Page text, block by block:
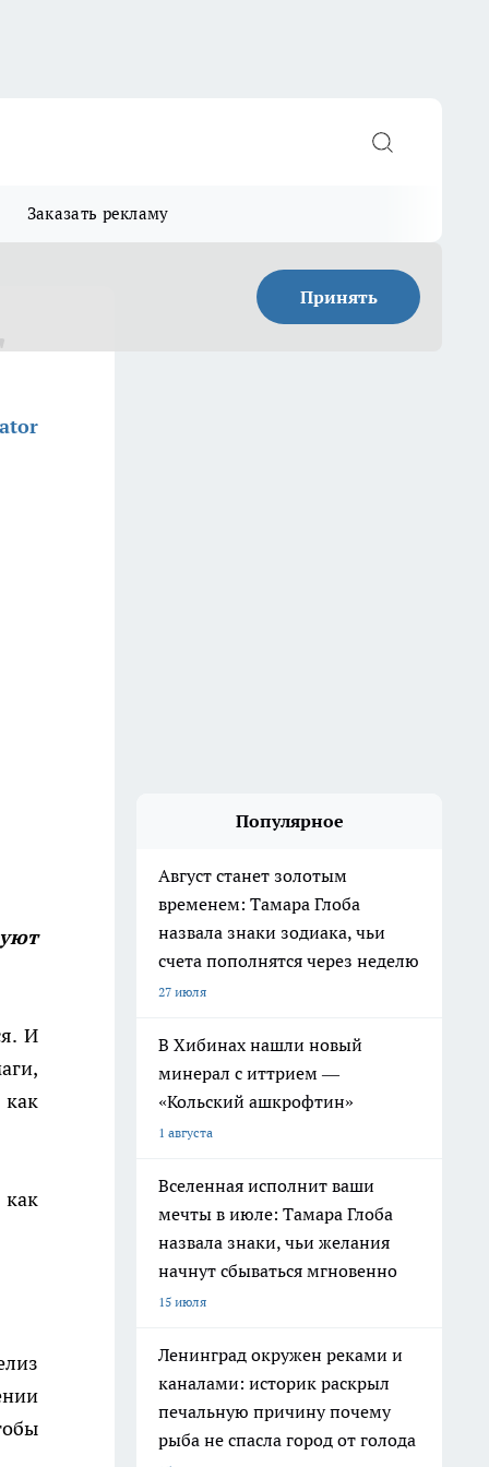
Заказать рекламу
Принять
И
Популярное
Август станет золотым
временем: Тамара Глоба
назвала знаки зодиака, чьи
счета пополнятся через неделю
27 июля
В Хибинах нашли новый
минерал с иттрием —
«Кольский ашкрофтин»
1 августа
Вселенная исполнит ваши
мечты в июле: Тамара Глоба
назвала знаки, чьи желания
начнут сбываться мгновенно
15 июля
Ленинград окружен реками и
каналами: историк раскрыл
печальную причину почему
рыба не спасла город от голода